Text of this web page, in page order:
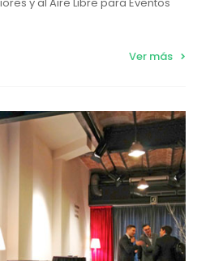
Ver más